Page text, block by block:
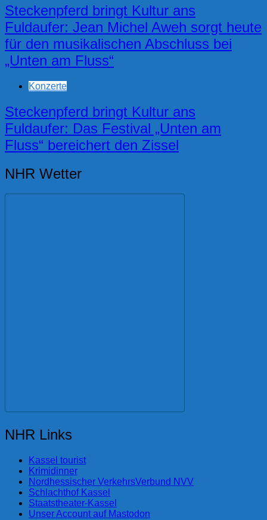
Steckenpferd bringt Kultur ans
Fuldaufer: Jean Michel Aweh sorgt heute
für den musikalischen Abschluss bei
„Unten am Fluss“
Konzerte
Steckenpferd bringt Kultur ans
Fuldaufer: Das Festival „Unten am
Fluss“ bereichert den Zissel
NHR Wetter
NHR Links
Kassel tourist
Krimidinner
Nordhessischer VerkehrsVerbund NVV
Schlachthof Kassel
Staatstheater-Kassel
Unser Account auf Mastodon